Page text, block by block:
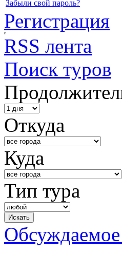
Забыли свой пароль?
Регистрация
RSS лента
Поиск туров
Откуда
Куда
Тип тура